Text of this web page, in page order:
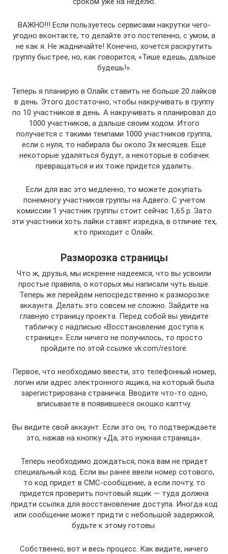
ВАЖНО!!! Если пользуетесь сервисами накрутки чего-
угодно вконтакте, то делайте это постепенно, с умом, а
не как я. Не жадничайте! Конечно, хочется раскрутить
группу быстрее, но, как говорится, «Тише едешь, дальше
будешь!».
Теперь я планирую в Олайк ставить не больше 20 лайков
в день. Этого достаточно, чтобы накручивать в группу
по 10 участников в день. А накручивать я планировал до
1000 участников, а дальше своим ходом. Итого
получается с такими темпами 1000 участников группа,
если с нуля, то набирала бы около 3х месяцев. Еще
некоторые удаляться будут, а некоторые в собачек
превращаться и их тоже придется удалить.
Если для вас это медленно, то можете докупать
понемногу участников группы на Адвего. С учетом
комиссии 1 участник группы стоит сейчас 1,65 р. Зато
эти участники хоть лайки ставят изредка, в отличие тех,
кто приходит с Олайк.
Разморозка страницы
Что ж, друзья, мы искренне надеемся, что вы усвоили
простые правила, о которых мы написали чуть выше.
Теперь же перейдем непосредственно к разморозке
аккаунта. Делать это совсем не сложно. Зайдите на
главную страницу проекта. Перед собой вы увидите
табличку с надписью «Восстановление доступа к
странице». Если ничего не получилось, то просто
пройдите по этой ссылке vk.com/restore.
Первое, что необходимо ввести, это телефонный номер,
логин или адрес электронного ящика, на который была
зарегистрирована страничка. Вводите что-то одно,
вписываете в появившееся окошко каптчу.
Вы видите свой аккаунт. Если это он, то подтверждаете
это, нажав на кнопку «Да, это нужная страница».
Теперь необходимо дождаться, пока вам не придет
специальный код. Если вы ранее ввели номер сотового,
то код придет в СМС-сообщение, а если почту, то
придется проверить почтовый ящик — туда должна
придти ссылка для восстановление доступа. Иногда код
или сообщение может придти с небольшой задержкой,
будьте к этому готовы.
Собственно, вот и весь процесс. Как видите, ничего